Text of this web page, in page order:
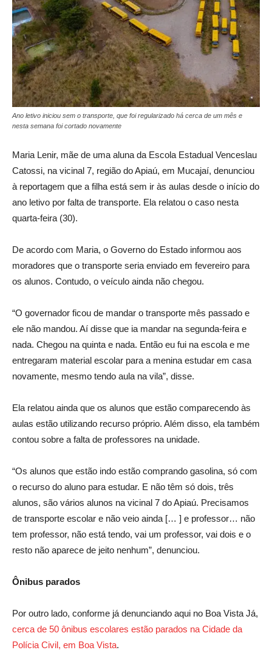
Ano letivo iniciou sem o transporte, que foi regularizado há cerca de um mês e
nesta semana foi cortado novamente
Maria Lenir, mãe de uma aluna da Escola Estadual Venceslau
Catossi, na vicinal 7, região do Apiaú, em Mucajaí, denunciou
à reportagem que a filha está sem ir às aulas desde o início do
ano letivo por falta de transporte. Ela relatou o caso nesta
quarta-feira (30).
De acordo com Maria, o Governo do Estado informou aos
moradores que o transporte seria enviado em fevereiro para
os alunos. Contudo, o veículo ainda não chegou.
“O governador ficou de mandar o transporte mês passado e
ele não mandou. Aí disse que ia mandar na segunda-feira e
nada. Chegou na quinta e nada. Então eu fui na escola e me
entregaram material escolar para a menina estudar em casa
novamente, mesmo tendo aula na vila”, disse.
Ela relatou ainda que os alunos que estão comparecendo às
aulas estão utilizando recurso próprio. Além disso, ela também
contou sobre a falta de professores na unidade.
“Os alunos que estão indo estão comprando gasolina, só com
o recurso do aluno para estudar. E não têm só dois, três
alunos, são vários alunos na vicinal 7 do Apiaú. Precisamos
de transporte escolar e não veio ainda [… ] e professor… não
tem professor, não está tendo, vai um professor, vai dois e o
resto não aparece de jeito nenhum”, denunciou.
Ônibus parados
Por outro lado, conforme já denunciando aqui no Boa Vista Já,
cerca de 50 ônibus escolares estão parados na Cidade da
Polícia Civil, em Boa Vista.